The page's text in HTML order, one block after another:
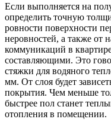
Если выполняется на
определить точную
ровности поверхности
неровностей, а также от
коммуникаций в
составляющими. Это
стяжки для водяного
мм. От слоя будет
покрытия. Чем меньше
быстрее пол станет
отопления в помещении.